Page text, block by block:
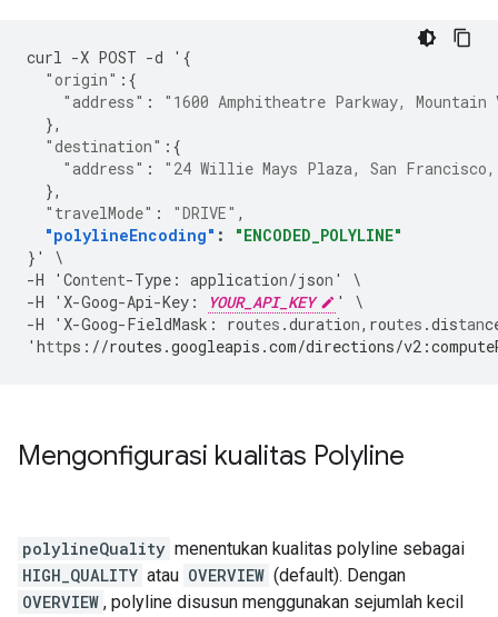
curl -X POST -d ' {
"origin" :{
"address" :
"1600 Amphitheatre Parkway, Mountain
},
"destination" :{
"address" :
"24 Willie Mays Plaza, San Francisco,
},
"travelMode" : "DRIVE" ,
"polylineEncoding" :
"ENCODED_POLYLINE"
} '
\
-H 'Content-Type : application/json '
\
-H 'X-Goog-Api-Key : YOUR_API_KEY '
\
-H 'X-Goog-FieldMask : routes .duration, routes .distan
'https : //routes.googleapis.com/directions/
Mengonfigurasi kualitas Polyline
polylineQuality menentukan kualitas polyline sebagai
HIGH_QUALITY atau OVERVIEW (default). Dengan
OVERVIEW , polyline disusun menggunakan sejumlah kecil